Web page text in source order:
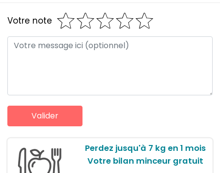
Votre note
Perdez jusqu'à 7 kg en 1 mois
Votre bilan minceur gratuit